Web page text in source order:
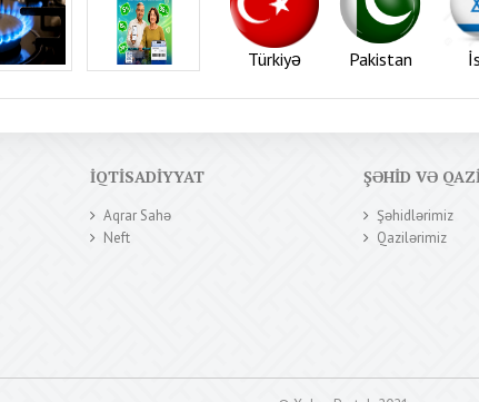
Türkiyə Pakistan
İQTISADIYYAT
Aqrar Sahə
Neft
ŞƏHID VƏ
Şəhidlərimiz
Qazilərimiz